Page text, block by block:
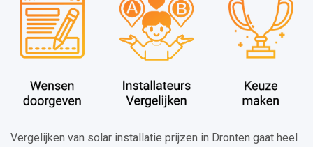
Vergelijken van solar installatie prijzen in Dronten gaat heel